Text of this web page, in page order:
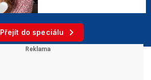
Přejít do speciálu